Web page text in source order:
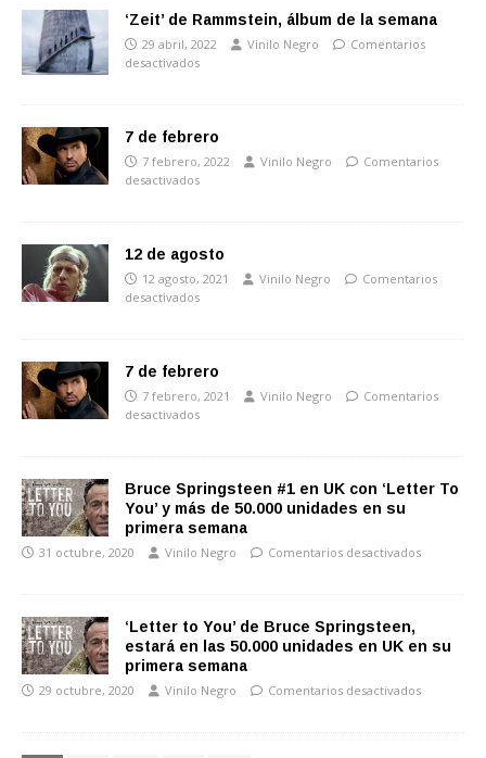
‘Zeit’ de Rammstein, álbum de la semana
29 abril, 2022 Vinilo Negro
Comentarios
desactivados
7 de febrero
7 febrero, 2022 Vinilo Negro
Comentarios
desactivados
12 de agosto
12 agosto, 2021 Vinilo Negro
Comentarios
desactivados
7 de febrero
7 febrero, 2021 Vinilo Negro
Comentarios
desactivados
Bruce Springsteen #1 en UK con ‘Letter To
You’ y más de 50.000 unidades en su
primera semana
31 octubre, 2020 Vinilo Negro Comentarios desactivados
‘Letter to You’ de Bruce Springsteen,
estará en las 50.000 unidades en UK en su
primera semana
29 octubre, 2020 Vinilo Negro Comentarios desactivados